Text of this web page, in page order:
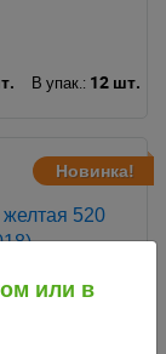
В упак.: 12 шт.
Новинка!
желтая 520
или в